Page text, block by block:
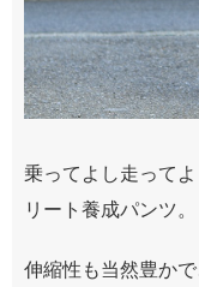
乗ってよし走って
リート養成パンツ。
伸縮性も当然豊か